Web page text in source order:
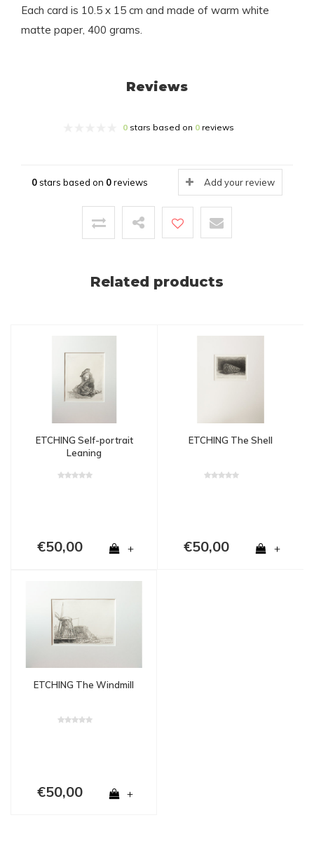
Each card is 10.5 x 15 cm and made of warm white
matte paper, 400 grams.
Reviews
0stars based on 0reviews
0stars based on 0reviews Add your review
Related products
ETCHING Self-portrait
Leaning
€50,00 +
ETCHING The Shell
€50,00 +
ETCHING The Windmill
€50,00 +